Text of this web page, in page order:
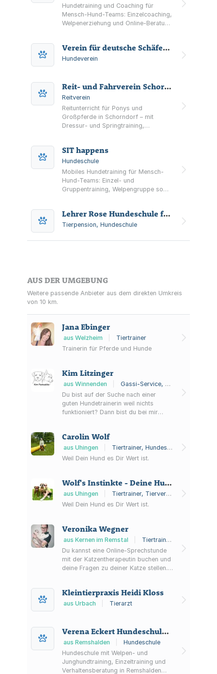
Hundetraining und Coaching für
Mensch-Hund-Teams: Einzelcoaching,
Welpenerziehung und Online-Beratung
Intensivwochenenden.
Verein für deutsche Schäferhunde im SV Ortsgruppe Rems-Wieslauftal e.V.
Hundeverein
Reit- und Fahrverein Schorndorf eV
Reitverein
Reitunterricht für Ponys und
Großpferde in Schorndorf – mit
Dressur- und Springtraining,
SIT happens
Hundeschule
Mobiles Hundetraining für Mensch-
Hund-Teams: Einzel- und
Gruppentraining, Welpengruppe sowie
Lehrer Rose Hundeschule für mehr Spaß und Erfolg Tierschule
Tierpension, Hundeschule
AUS DER UMGEBUNG
Weitere passende Anbieter aus dem direkten Umkreis
von 10 km.
Jana Ebinger
aus Welzheim
Tiertrainer
Trainerin für Pferde und Hunde
Kim Litzinger
aus Winnenden
Gassi-Service, Hundeschule
Du bist auf der Suche nach einer
guten Hundetrainerin weil nichts
funktioniert? Dann bist du bei mir
Hundetraining im Rems-Murr-Kreis
und in Stuttgart. Es gibt nicht die eine
richtige Methode oder den einen Weg
werfen wir einen Blick auf die
Körpersprac...
Carolin Wolf
aus Uhingen
Tiertrainer, Hundeschule
Weil Dein Hund es Dir Wert ist.
Wolf's Instinkte - Deine Hundeschule
aus Uhingen
Tiertrainer, Tierverhaltensberatung, Hundeschule
Weil Dein Hund es Dir Wert ist.
Veronika Wegner
aus Kernen im Remstal
Tiertrainer, Tierverhaltensberatung
Du kannst eine Online-Sprechstunde
mit der Katzentherapeutin buchen und
deine Fragen zu deiner Katze stellen.
geben: Katzenverhalten,
Verhaltensprobleme bei Katzen,
Spielverhalten von Katzen,
Verhaltensmodifikation bei Katzen,
Katzentraining, Territorialverhalten v...
Kleintierpraxis Heidi Kloss
aus Urbach Tierarzt
Verena Eckert Hundeschule, Hundetraining, Hundeausbildung, Hundeverhaltenstherapie
aus Remshalden
Hundeschule
Hundeschule mit Welpen- und
Junghundtraining, Einzeltraining und
Verhaltensberatung in Remshalden